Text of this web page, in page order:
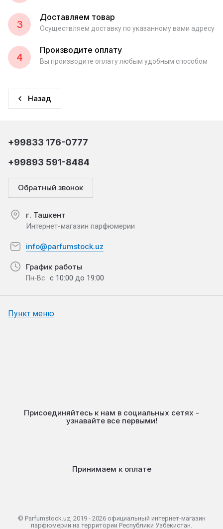
3
Доставляем товар
Осуществляем доставку по указанному вами адресу
4
Производите оплату
Вы производите оплату любым удобным способом
Назад
+99833 176-0777
+99893 591-8484
Обратный звонок
г. Ташкент
Интернет-магазин парфюмерии
info@parfumstock.uz
График работы
Пн-Вс с 10:00 до 19:00
Пункт меню
Присоединяйтесь к нам в социальных сетях -
узнавайте все первыми!
Принимаем к оплате
© Parfumstock.uz, 2019 - 2026 официальный интернет-магазин
парфюмерии на территории Республики Узбекистан.